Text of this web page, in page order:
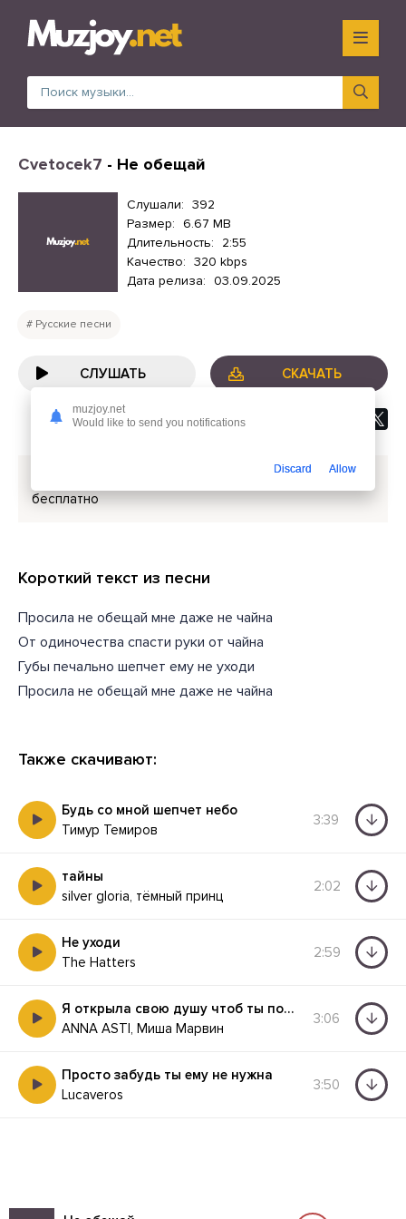
Cvetocek7 - Не обещай
Слушали: 392
Размер: 6.67 MB
Длительность:
2:55
Качество: 320 kbps
Дата релиза: 03.09.2025
Русские песни
СЛУШАТЬ СКАЧАТЬ
бесплатно
Короткий текст из песни
Просила не обещай мне даже не чайна
От одиночества спасти руки от чайна
Губы печально шепчет ему не уходи
Просила не обещай мне даже не чайна
Также скачивают:
Будь со мной шепчет небо
Тимур Темиров
3:39
тайны
silver gloria, тёмный принц
2:02
Не уходи
The Hatters
2:59
Я открыла свою душу чтоб ты поселился в ней
ANNA ASTI, Миша Марвин
3:06
Просто забудь ты ему не нужна
Lucaveros
3:50
muzjoy.net
Would like to send you notifications
Discard Allow